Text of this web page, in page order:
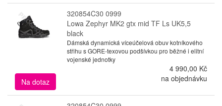
320854C30 0999
Lowa Zephyr MK2 gtx mid TF Ls UK5,5
black
Dámská dynamická víceúčelová obuv kotníkového
střihu s GORE-texovou podšívkou pro běžné i elitní
vojenské jednotky
4 990,00 Kč
Na dotaz
na objednávku